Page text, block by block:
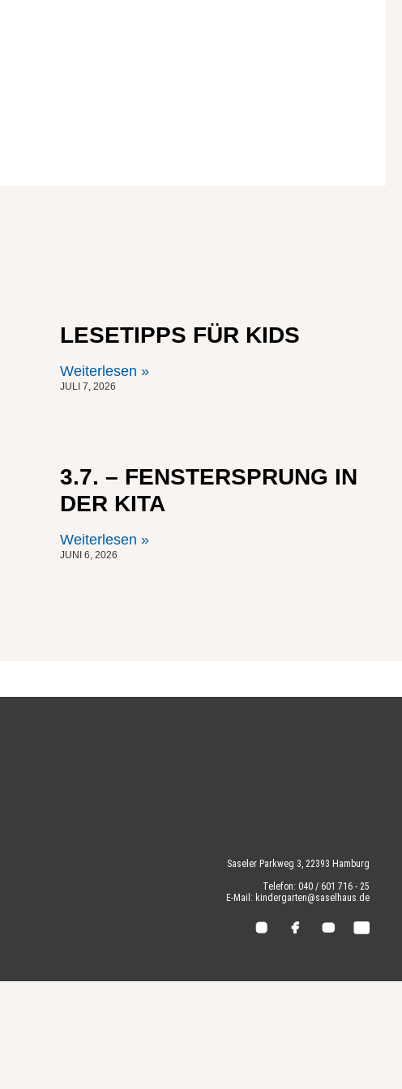
LESETIPPS FÜR KIDS
Weiterlesen »
JULI 7, 2026
3.7. – FENSTERSPRUNG IN
DER KITA
Weiterlesen »
JUNI 6, 2026
Saseler Parkweg 3, 22393 Hamburg
Telefon: 040 / 601 716 - 25
E-Mail: kindergarten@saselhaus.de